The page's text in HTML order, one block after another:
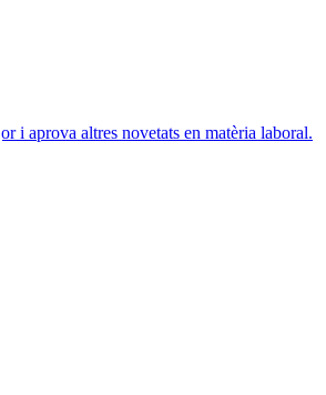
i aprova altres novetats en matèria laboral.